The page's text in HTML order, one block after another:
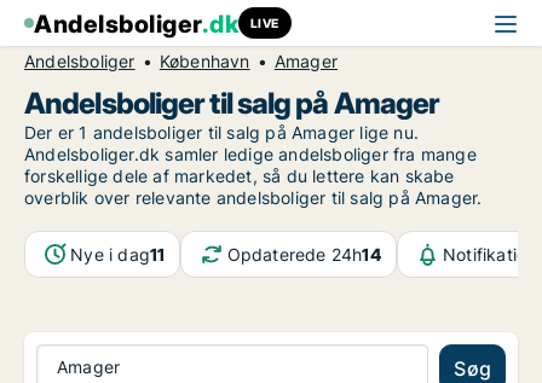
Andelsboliger.dk LIVE
Andelsboliger København Amager
Andelsboliger til salg på Amager
Der er 1 andelsboliger til salg på Amager lige nu.
Andelsboliger.dk samler ledige andelsboliger fra mange
forskellige dele af markedet, så du lettere kan skabe
overblik over relevante andelsboliger til salg på Amager.
Nye i dag11 Opdaterede 24h14
Amager Søg